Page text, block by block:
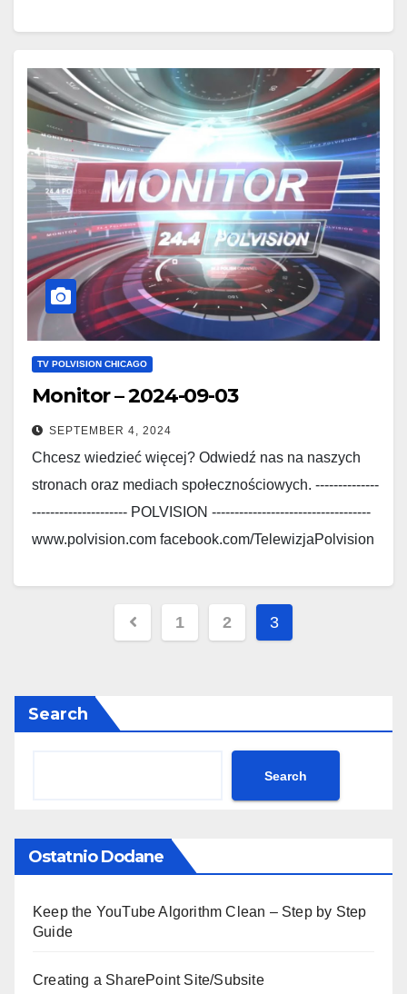
TV POLVISION CHICAGO
Monitor – 2024-09-03
SEPTEMBER 4, 2024
Chcesz wiedzieć więcej? Odwiedź nas na naszych
stronach oraz mediach społecznościowych. --------------
--------------------- POLVISION -----------------------------------
www.polvision.com facebook.com/TelewizjaPolvision
Posts
pagination
1 2 3
Search
Search
Ostatnio Dodane
Keep the YouTube Algorithm Clean – Step by Step
Guide
Creating a SharePoint Site/Subsite